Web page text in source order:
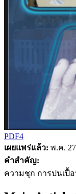
PDF4
เผยแพร่แล้ว: พ.ค.
คำสำคัญ:
ความชุก การปนเปื้